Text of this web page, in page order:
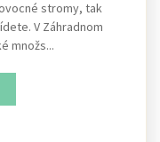
stromy, tak
V Záhradnom
množs...